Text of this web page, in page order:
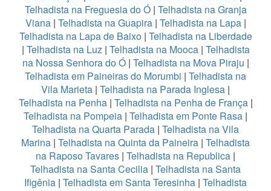
Telhadista na Freguesia do Ó| Telhadista na Granja
Viana| Telhadista na Guapira| Telhadista na Lapa|
Telhadista na Lapa de Baixo | Telhadista na Liberdade
| Telhadista na Luz| Telhadista na Mooca| Telhadista
na Nossa Senhora do Ó| Telhadista na Mova Piraju |
Telhadista em Paineiras do Morumbi | Telhadista na
Vila Marieta | Telhadista na Parada Inglesa |
Telhadista na Penha| Telhadista na Penha de França |
Telhadista na Pompeia | Telhadista em Ponte Rasa |
Telhadista na Quarta Parada | Telhadista na Vila
Marina | Telhadista na Quinta da Paineira | Telhadista
na Raposo Tavares | Telhadista na Republica |
Telhadista na Santa Cecilia | Telhadista na Santa
Ifigênia | Telhadista em Santa Teresinha | Telhadista